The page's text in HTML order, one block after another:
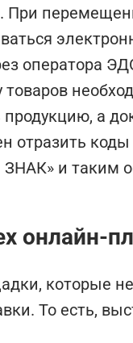
При
оператора
продукцию, а
отразить
и таким
онлайн-
которые
То есть,